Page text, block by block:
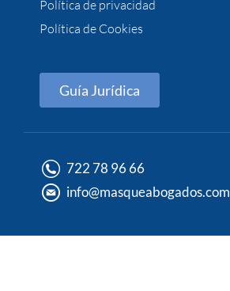
Política de privacidad
Política de Cookies
Guía Jurídica
722 78 96 66
info@masqueabogados.com